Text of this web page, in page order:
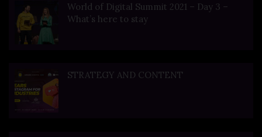
World of Digital Summit 2021 – Day 3 –
What’s here to stay
STRATEGY AND CONTENT